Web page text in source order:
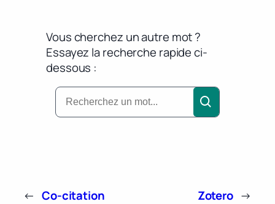
Vous cherchez un autre mot ?
Essayez la recherche rapide ci-
dessous :
← Co-citation Zotero →